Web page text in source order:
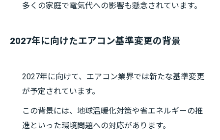
多くの家庭で電気代への影響も懸念されています。
2027年に向けたエアコン基準変更の背景
2027年に向けて、エアコン業界では新たな基準変更
が予定されています。
この背景には、地球温暖化対策や省エネルギーの推
進といった環境問題への対応があります。